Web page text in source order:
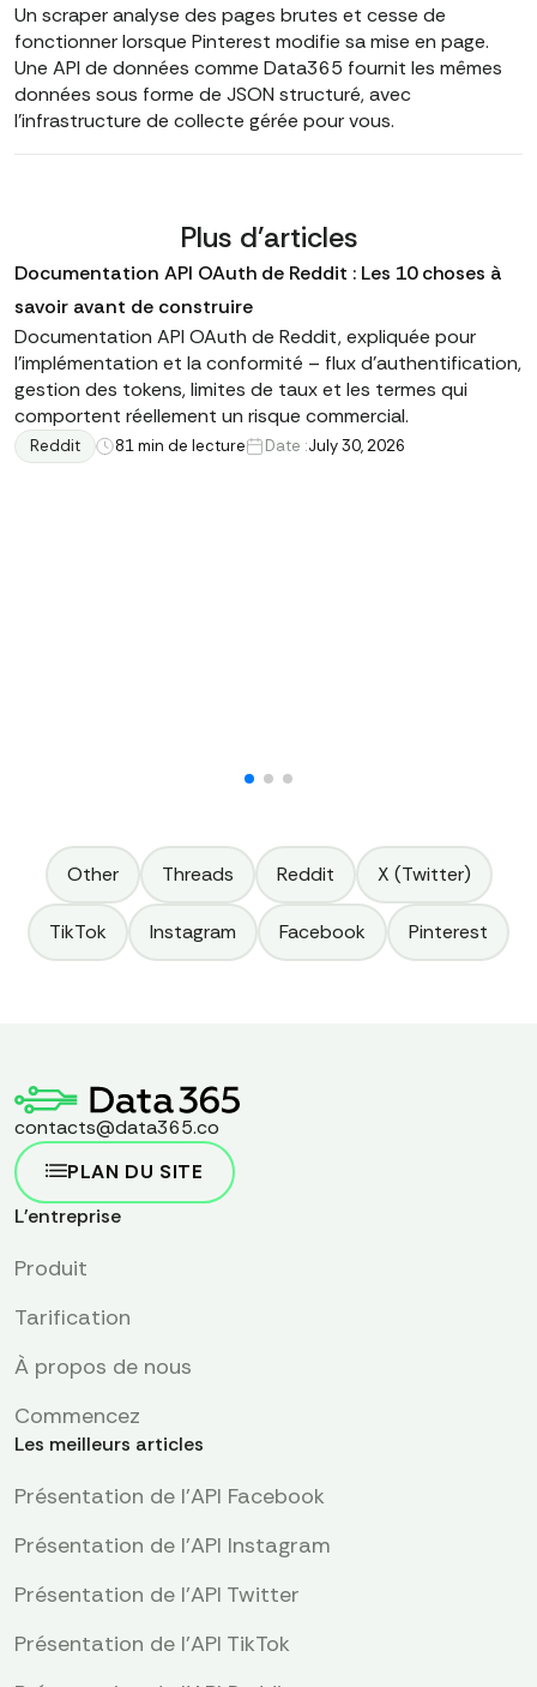
Un scraper analyse des pages brutes et cesse de
fonctionner lorsque Pinterest modifie sa mise en page.
Une API de données comme Data365 fournit les mêmes
données sous forme de JSON structuré, avec
l'infrastructure de collecte gérée pour vous.
Plus d'articles
Documentation API OAuth de Reddit : Les 10 choses à
savoir avant de construire
Documentation API OAuth de Reddit, expliquée pour
l'implémentation et la conformité – flux d'authentification,
gestion des tokens, limites de taux et les termes qui
comportent réellement un risque commercial.
Reddit 81 min de lecture Date :July 30, 2026
Other Threads Reddit X (Twitter)
TikTok Instagram Facebook Pinterest
contacts@data365.co
PLAN DU SITE
L'entreprise
Produit
Tarification
À propos de nous
Commencez
Les meilleurs articles
Présentation de l'API Facebook
Présentation de l'API Instagram
Présentation de l'API Twitter
Présentation de l'API TikTok